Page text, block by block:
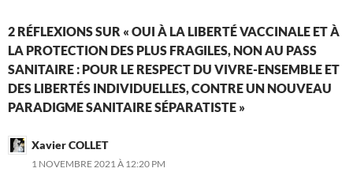
l
l
e
f
e
n
ê
t
r
e
l
f
e
n
ê
t
)
e
l
l
e
f
e
n
ê
t
n
s
u
n
e
n
o
u
v
f
)
2 RÉFLEXIONS SUR « OUI À LA LIBERTÉ VACCINALE ET À
LA PROTECTION DES PLUS FRAGILES, NON AU PASS
SANITAIRE : POUR LE RESPECT DU VIVRE-ENSEMBLE ET
DES LIBERTÉS INDIVIDUELLES, CONTRE UN NOUVEAU
PARADIGME SANITAIRE SÉPARATISTE »
Xavier COLLET
1 NOVEMBRE 2021 À 12:20 PM